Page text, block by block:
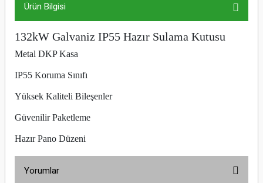
Ürün Bilgisi
132kW Galvaniz IP55 Hazır Sulama Kutusu
Metal DKP Kasa
IP55 Koruma Sınıfı
Yüksek Kaliteli Bileşenler
Güvenilir Paketleme
Hazır Pano Düzeni
Yorumlar